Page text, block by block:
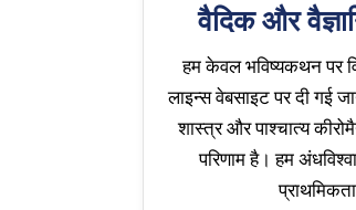
वैदिक और
हम केवल भविष्यकथन पर
लाइन्स वेबसाइट पर दी गई
शास्त्र और पाश्चात्य
परिणाम है। हम